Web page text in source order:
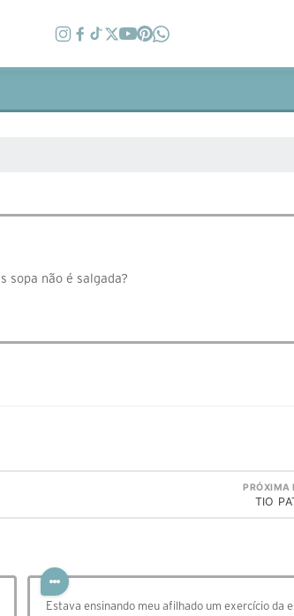
sopa não é salgada?
PRÓXIMA
TIO
Estava ensinando meu afilhado um exercício da